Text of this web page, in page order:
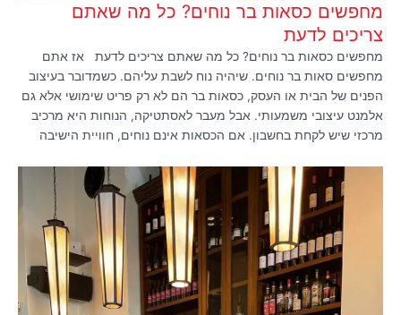
מחפשים כסאות בר נוחים? כל מה שאתם
צריכים לדעת
מחפשים כסאות בר נוחים? כל מה שאתם צריכים לדעת אז אתם
מחפשים סאות בר נוחים. שיהיה נוח לשבת עליהם. כשמדובר בעיצוב
הפנים של הבית או העסק, כסאות בר הם לא רק פריט שימושי אלא גם
אלמנט עיצובי משמעותי. אבל מעבר לאסתטיקה, הנוחות היא מרכיב
מרכזי שיש לקחת בחשבון. אם הכסאות אינם נוחים, חוויית הישיבה